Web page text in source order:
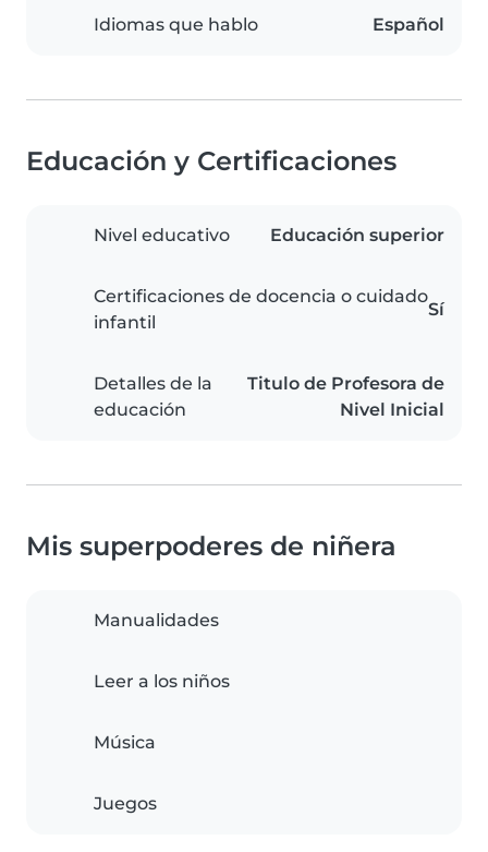
Idiomas que hablo Español
Educación y Certificaciones
Nivel educativo Educación superior
Certificaciones de docencia o cuidado
infantil
Sí
Detalles de la
educación
Titulo de Profesora de
Nivel Inicial
Mis superpoderes de niñera
Manualidades
Leer a los niños
Música
Juegos